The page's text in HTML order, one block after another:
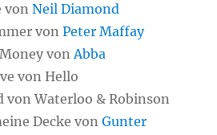
vonNeil Diamond
vonPeter Maffay
vonAbba
von Hello
Waterloo & Robinson
Decke vonGunter